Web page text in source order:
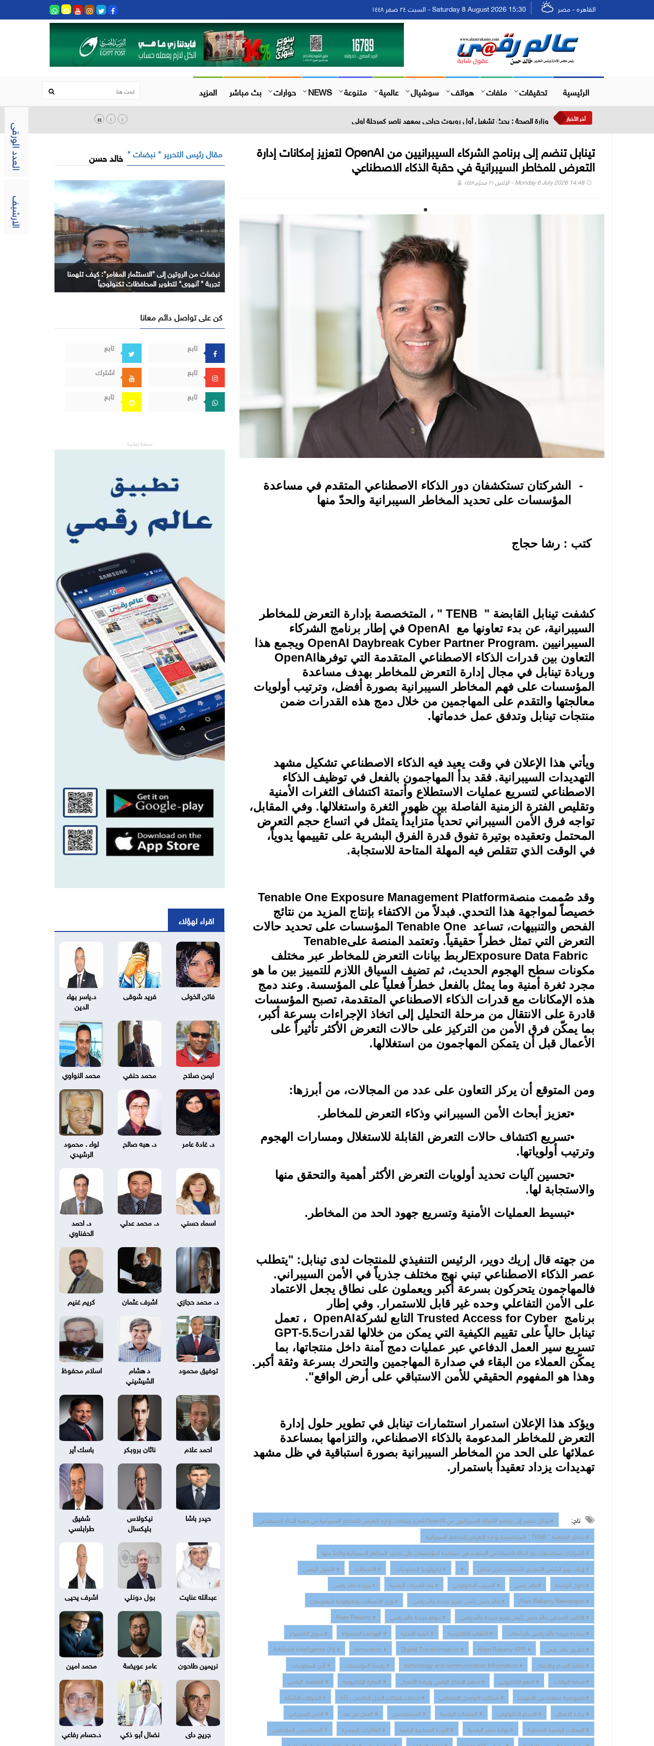
العدد الورقى
الارشيف
القاهره - مصر Saturday 8 August 2026 15:30 - السبت ٢٤ صفر ١٤٤٨
الرئيسية تحقيقات ملفات هواتف سوشيال عالمية متنوعة NEWS حوارات بث مباشر المزيد
أخر الأخبار وزارة الصحة : بحث تشغيل أول روبوت جراحي بمعهد ناصر كمرحلة اولي
تينابل تنضم إلى برنامج الشركاء السيبرانيين من OpenAI لتعزيز إمكانات إدارة
التعرض للمخاطر السيبرانية في حقبة الذكاء الاصطناعي
Monday 6 July 2026 14:48 - الإثنين ٢١ محرّم ١٤٤٨
-
الشركتان تستكشفان دور الذكاء الاصطناعي المتقدم في مساعدة
المؤسسات على تحديد المخاطر السيبرانية والحدّ منها
كتب : رشا حجاج
كشفت تينابل القابضة " TENB " ، المتخصصة بإدارة التعرض للمخاطر
السيبرانية، عن بدء تعاونها مع
OpenAI في إطار برنامج الشركاء
السيبرانيين OpenAI Daybreak Cyber Partner Program. ويجمع هذا
التعاون بين قدرات الذكاء الاصطناعي المتقدمة التي توفرهاOpenAI
وريادة تينابل في مجال إدارة التعرض للمخاطر بهدف مساعدة
المؤسسات على فهم المخاطر السيبرانية بصورة أفضل، وترتيب أولويات
معالجتها والتقدم على المهاجمين من خلال دمج هذه القدرات ضمن
منتجات تينابل وتدفق عمل خدماتها.
ويأتي هذا الإعلان في وقت يعيد فيه الذكاء الاصطناعي تشكيل مشهد
التهديدات السيبرانية. فقد بدأ المهاجمون بالفعل في توظيف الذكاء
الاصطناعي لتسريع عمليات الاستطلاع وأتمتة اكتشاف الثغرات الأمنية
وتقليص الفترة الزمنية الفاصلة بين ظهور الثغرة واستغلالها. وفي المقابل،
تواجه فرق الأمن السيبراني تحدياً متزايداً يتمثل في اتساع حجم التعرض
المحتمل وتعقيده بوتيرة تفوق قدرة الفرق البشرية على تقييمها يدوياً،
في الوقت الذي تتقلص فيه المهلة المتاحة للاستجابة.
وقد صُممت منصةTenable One Exposure Management Platform
خصيصاً لمواجهة هذا التحدي. فبدلاً من الاكتفاء بإنتاج المزيد من نتائج
الفحص والتنبيهات، تساعد Tenable One المؤسسات على تحديد حالات
التعرض التي تمثل خطراً حقيقياً. وتعتمد المنصة علىTenable
Exposure Data Fabricلربط بيانات التعرض للمخاطر عبر مختلف
مكونات سطح الهجوم الحديث، ثم تضيف السياق اللازم للتمييز بين ما هو
مجرد ثغرة أمنية وما يمثل بالفعل خطراً فعلياً على المؤسسة. وعند دمج
هذه الإمكانات مع قدرات الذكاء الاصطناعي المتقدمة، تصبح المؤسسات
قادرة على الانتقال من مرحلة التحليل إلى اتخاذ الإجراءات بسرعة أكبر،
بما يمكّن فرق الأمن من التركيز على حالات التعرض الأكثر تأثيراً على
الأعمال قبل أن يتمكن المهاجمون من استغلالها.
ومن المتوقع أن يركز التعاون على عدد من المجالات، من أبرزها:
•تعزيز أبحاث الأمن السيبراني وذكاء التعرض للمخاطر .
•تسريع اكتشاف حالات التعرض القابلة للاستغلال ومسارات الهجوم
وترتيب أولوياتها.
•تحسين آليات تحديد أولويات التعرض الأكثر أهمية والتحقق منها
والاستجابة لها.
•تبسيط العمليات الأمنية وتسريع جهود الحد من المخاطر .
من جهته قال إريك دوير، الرئيس التنفيذي للمنتجات لدى تينابل: "يتطلب
عصر الذكاء الاصطناعي تبني نهج مختلف جذرياً في الأمن السيبراني.
فالمهاجمون يتحركون بسرعة أكبر ويعملون على نطاق يجعل الاعتماد
على الأمن التفاعلي وحده غير قابل للاستمرار. وفي إطار
برنامج Trusted Access for Cyber التابع لشركةOpenAI ، تعمل
تينابل حالياً على تقييم الكيفية التي يمكن من خلالها لقدراتGPT-5.5
تسريع سير العمل الدفاعي عبر عمليات دمج آمنة داخل منتجاتها، بما
يمكّن العملاء من البقاء في صدارة المهاجمين والتحرك بسرعة وثقة أكبر.
وهذا هو المفهوم الحقيقي للأمن الاستباقي على أرض الواقع."
ويؤكد هذا الإعلان استمرار استثمارات تينابل في تطوير حلول إدارة
التعرض للمخاطر المدعومة بالذكاء الاصطناعي، والتزامها بمساعدة
عملائها على الحد من المخاطر السيبرانية بصورة استباقية في ظل مشهد
تهديدات يزداد تعقيداً باستمرار .
تاج:
#تينابل تنضم إلى برنامج الشركاء السيبرانيين من OpenAI لتعزيز إمكانات إدارة التعرض للمخاطر السيبرانية في حقبة الذكاء الاصطناعي
# تينابل القابضة " TENB " المتخصصة بإدارة التعرض للمخاطر السيبرانية
# الشركتان تستكشفان دور الذكاء الاصطناعي المتقدم في مساعدة المؤسسات على تحديد المخاطر السيبرانية والحدّ منها
# إريك دوير الرئيس التنفيذي للمنتجات لدى تينابل
# # تكنولوجيا المعلومات # الاتصالات
# التحول الرقمي
# حلول الرقمنة
#عالم رقمي # التدريب التكنولوجي # بناء القدرات الرقمية
# جريدة عالم رقمي
# Alam Rakamy Newspaper
# خالد حسن رئيس تحرير جريدة عالم رقمي
# وزير الاتصالات وتكنولوجيا المعلومات
# الكاتب الصحفي خالد حسن رئيس تحرير جريدة عالم رقمي
# موقع جريدة عالم رقمي
# Alam Rakamy
# مبادرة جريدة عالم رقمي بالجامعات
# الالعاب الالكترونية # البنية التحتية # الهواتف المحمولة
# سوق الكمبيوتر
# تطبيق عالم رقمي
# Alam Rakamy APP
# Digital Transformation
# innovation
# Artificial Intelligence (AI)
# ثقافة الابداع والابتكار
# technology and communication Information # رقمنة المؤسسات
# أمن المعلومات
# حماية البيانات
# الدفع الالكتروني # تحفيز الابتكار الرقمي وريادة الأعمال # التجارة الإلكترونية
# الاقتصاد الرقمي
# خصوصية مستخدمى الانترنت
# شبكات التواصل الاجتماعي # خدمات شبكات الجيل الخامس ، 5G
# الشركات الناشئة
# ريادة الاعمال
# الابداع التكنولوجي # المنصات الرقمية # المستخدمين # العمل عن بعد
# الامن السبيراني
# العملات الرقمية المشفرة
# بوابة مصر الرقمية # الثورة الصناعية الرابعة # الطائرات الميسرة
# المستثمرين الملائكيين
مقال رئيس التحرير " نبضات " خالد حسن
نبضات من الروتين إلى "الاستثمار المغامر": كيف تلهمنا
تجربة " آنهوي" لتطوير المحافظات تكنولوجياً
كن على تواصل دائم معانا
تابع
تابع
تابع
اشترك
تابع
تابع
مساحة إعلانية
اقراء لهؤلاء
فاتن الخولى فريد شوقى
د.ياسر بهاء
الدين
ايمن صلاح محمد حنفي محمد النواوي
د. غادة عامر د. هبه صالح
لواء . محمود
الرشيدي
اسماء حسني د. محمد عدلي
د. احمد
الحفناوي
د. محمد حجازي اشرف عثمان كريم غنيم
توفيق محمود
د هشام
الشيشيني
اسلام محفوظ
احمد علام ناثان بروبكر باسك أير
حيدر باشا
نيكولاس
بليكسال
شفيق
طرابلسي
عبدالله عنايت بول دونلي اشرف يحيى
نريمين طاحون عامر عويضة محمد امين
جريج داى نضال أبو ذكي د.حسام رفاعي